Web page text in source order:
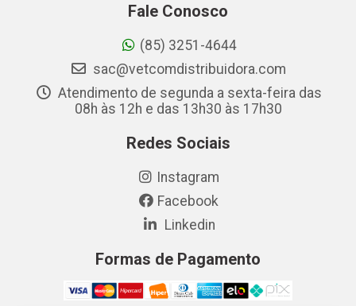
Fale Conosco
(85) 3251-4644
sac@vetcomdistribuidora.com
Atendimento de segunda a sexta-feira das
08h às 12h e das 13h30 às 17h30
Redes Sociais
Instagram
Facebook
Linkedin
Formas de Pagamento